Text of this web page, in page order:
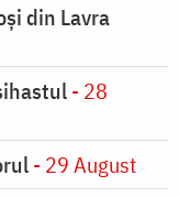
din Lavra
- 28
- 29 August